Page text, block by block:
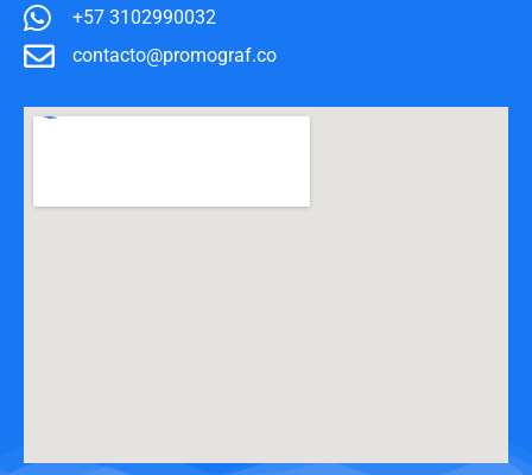
+57 3102990032
contacto@promograf.co